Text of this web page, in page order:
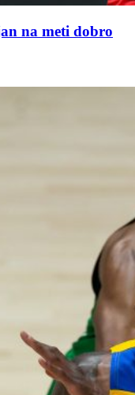
na meti dobro